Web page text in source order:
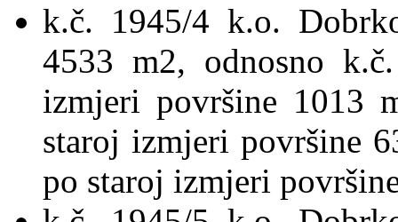
k.č. 1945/4 k.o.
4533 m2, odnosno
izmjeri površine 1013
staroj izmjeri površine
po staroj izmjeri